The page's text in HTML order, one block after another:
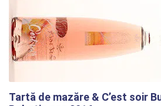
Tartă de mazăre & C’est soir